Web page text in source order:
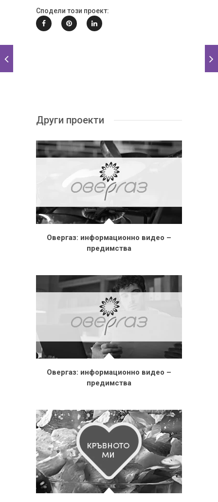
Сподели този проект:
Други проекти
Овергаз: информационно видео –
предимства
Овергаз: информационно видео –
предимства